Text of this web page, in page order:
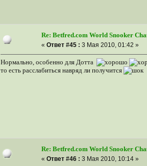
Re: Betfred.com World Snooker
« Ответ #45 : 3 Мая 2010, 01:42 »
Нормально, особенно для Дотта
то есть расслабиться навряд ли получится
Re: Betfred.com World Snooker
« Ответ #46 : 3 Мая 2010, 10:14 »